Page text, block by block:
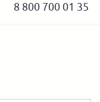
8 800 700 01 35